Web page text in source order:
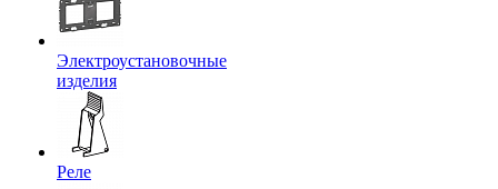
Электроустановочные
изделия
Реле